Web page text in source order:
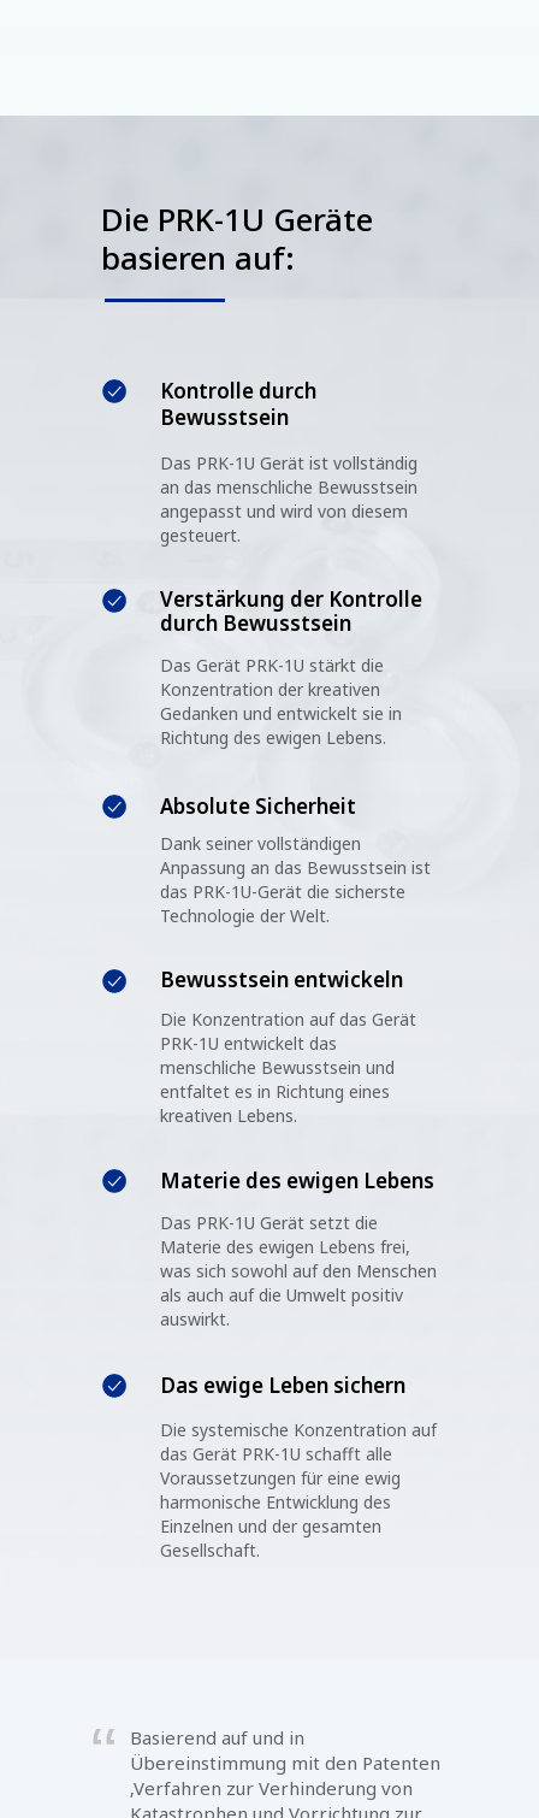
Die PRK-1U Geräte
basieren auf:
Kontrolle durch
Bewusstsein
Das PRK-1U Gerät ist vollständig
an das menschliche Bewusstsein
angepasst und wird von diesem
gesteuert.
Absolute Sicherheit
Verstärkung der Kontrolle
durch Bewusstsein
Das Gerät PRK-1U stärkt die
Konzentration der kreativen
Gedanken und entwickelt sie in
Richtung des ewigen Lebens.
Bewusstsein entwickeln
Dank seiner vollständigen
Anpassung an das Bewusstsein ist
das PRK-1U-Gerät die sicherste
Technologie der Welt.
Die Konzentration auf das Gerät
PRK-1U entwickelt das
menschliche Bewusstsein und
entfaltet es in Richtung eines
kreativen Lebens.
Materie des ewigen Lebens
Das ewige Leben sichern
Das PRK-1U Gerät setzt die
Materie des ewigen Lebens frei,
was sich sowohl auf den Menschen
als auch auf die Umwelt positiv
auswirkt.
Die systemische Konzentration auf
das Gerät PRK-1U schafft alle
Voraussetzungen für eine ewig
harmonische Entwicklung des
Einzelnen und der gesamten
Gesellschaft.
Basierend auf und in
Übereinstimmung mit den Patenten
‚Verfahren zur Verhinderung von